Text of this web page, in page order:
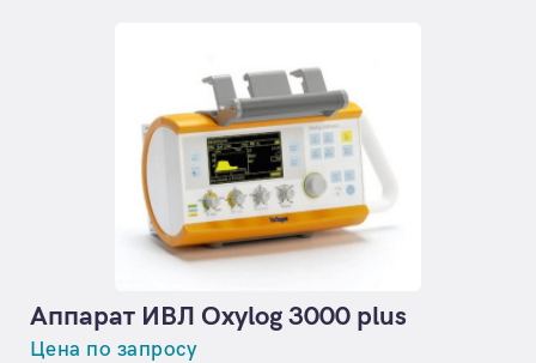
Аппарат ИВЛ Oxylog 3000 plus
Цена по запросу